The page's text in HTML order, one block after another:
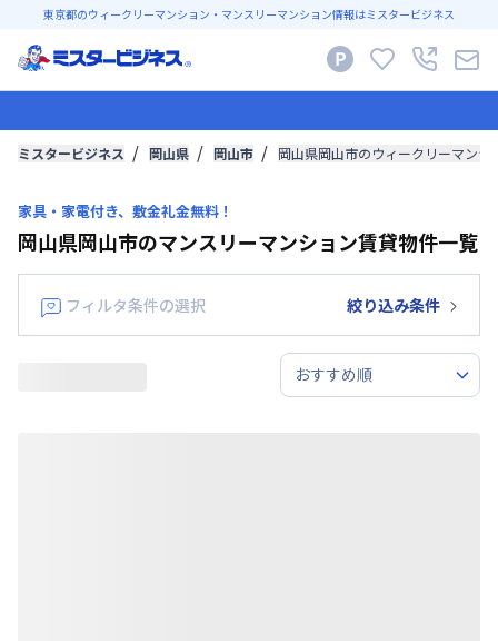
東京都のウィークリーマンション・マンスリーマンション情報はミスタービジネス
ミスタービジネス 岡山県 岡山市 岡山県岡山市のウィークリーマン
家具・家電付き、敷金礼金無料！
岡山県岡山市のマンスリーマンション賃貸物件一覧
フィルタ条件の選択 絞り込み条件